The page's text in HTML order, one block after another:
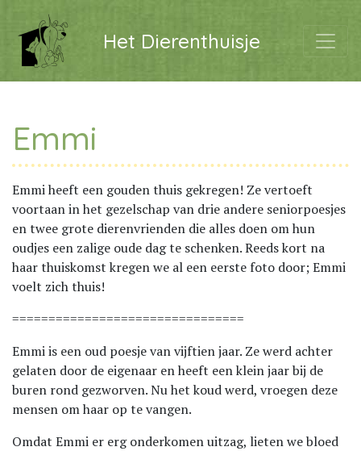
Het Dierenthuisje
Emmi
Emmi heeft een gouden thuis gekregen! Ze vertoeft
voortaan in het gezelschap van drie andere seniorpoesjes
en twee grote dierenvrienden die alles doen om hun
oudjes een zalige oude dag te schenken. Reeds kort na
haar thuiskomst kregen we al een eerste foto door; Emmi
voelt zich thuis!
================================
Emmi is een oud poesje van vijftien jaar. Ze werd achter
gelaten door de eigenaar en heeft een klein jaar bij de
buren rond gezworven. Nu het koud werd, vroegen deze
mensen om haar op te vangen.
Omdat Emmi er erg onderkomen uitzag, lieten we bloed